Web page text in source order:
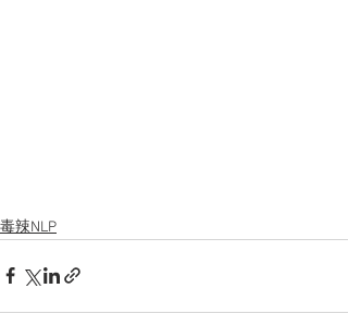
毒辣NLP